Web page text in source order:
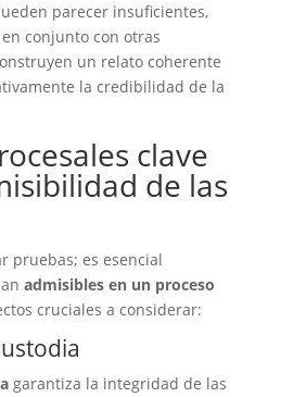
parecer insuficientes,
conjunto con otras
un relato coherente
la credibilidad de la
clave
de las
pruebas; es esencial
admisibles en un proceso
cruciales a considerar:
garantiza la integridad de las